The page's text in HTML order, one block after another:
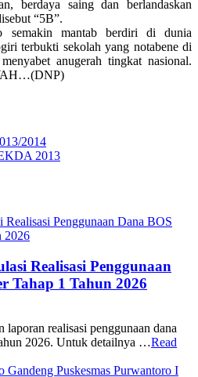
berdaya saing dan berlandaskan
“5B”.
mantab berdiri di dunia
terbukti sekolah yang notabene di
anugerah tingkat nasional.
2014
2013
Realisasi Penggunaan
Tahap 1 Tahun 2026
realisasi penggunaan dana
2026. Untuk detailnya …Read